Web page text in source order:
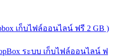
เก็บไฟล์ออนไลน์ ฟรี 2 GB )
ระบบ เก็บไฟล์ออนไลน์ ฟ